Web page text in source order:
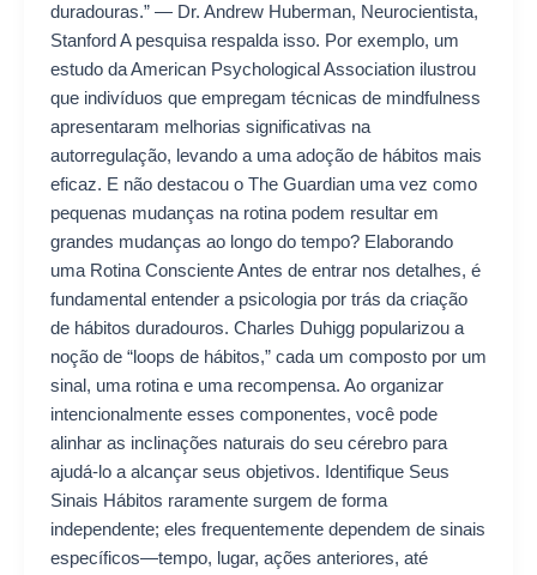
duradouras.” — Dr. Andrew Huberman, Neurocientista,
Stanford A pesquisa respalda isso. Por exemplo, um
estudo da American Psychological Association ilustrou
que indivíduos que empregam técnicas de mindfulness
apresentaram melhorias significativas na
autorregulação, levando a uma adoção de hábitos mais
eficaz. E não destacou o The Guardian uma vez como
pequenas mudanças na rotina podem resultar em
grandes mudanças ao longo do tempo? Elaborando
uma Rotina Consciente Antes de entrar nos detalhes, é
fundamental entender a psicologia por trás da criação
de hábitos duradouros. Charles Duhigg popularizou a
noção de “loops de hábitos,” cada um composto por um
sinal, uma rotina e uma recompensa. Ao organizar
intencionalmente esses componentes, você pode
alinhar as inclinações naturais do seu cérebro para
ajudá-lo a alcançar seus objetivos. Identifique Seus
Sinais Hábitos raramente surgem de forma
independente; eles frequentemente dependem de sinais
específicos—tempo, lugar, ações anteriores, até